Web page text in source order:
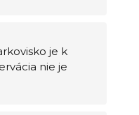
je k
nie je